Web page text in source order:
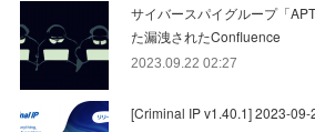
サイバースパイグループ「
た漏洩されたConfluence
2023.09.22 02:27
[Criminal IP v1.40.1] 2023-09-